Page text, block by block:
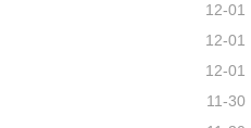
12-01
12-01
12-01
11-30